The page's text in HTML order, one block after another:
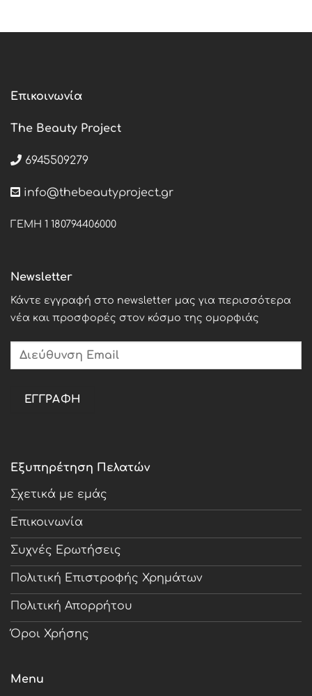
Επικοινωνία
The Beauty Project
6945509279
info@thebeautyproject.gr
ΓΕΜΗ 1 180794406000
Εξυπηρέτηση Πελατών
Σχετικά με εμάς
Επικοινωνία
Συχνές Ερωτήσεις
Πολιτική Επιστροφής Χρημάτων
Πολιτική Απορρήτου
Όροι Χρήσης
Menu
Newsletter
Κάντε εγγραφή στο newsletter μας για περισσότερα
νέα και προσφορές στον κόσμο της ομορφιάς